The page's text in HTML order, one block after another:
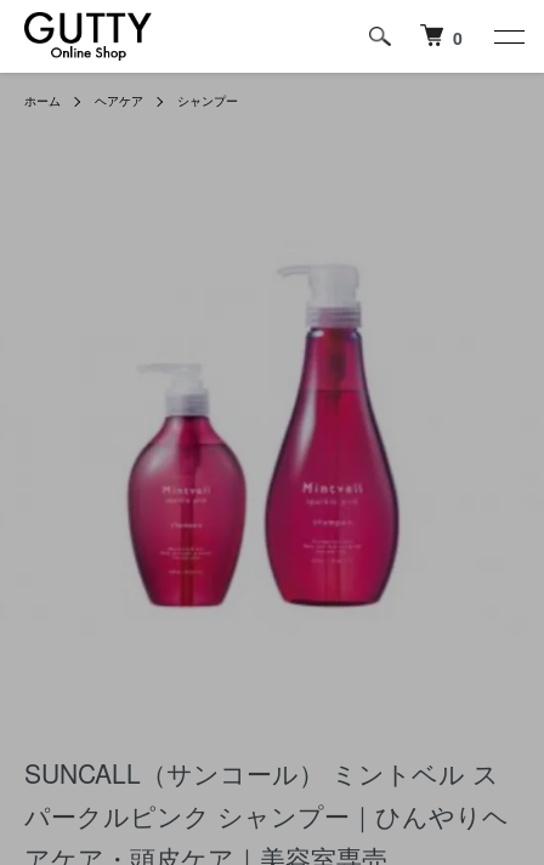
0
ホーム ヘアケア シャンプー
SUNCALL（サンコール） ミントベル ス
パークルピンク シャンプー｜ひんやりヘ
アケア・頭皮ケア｜美容室専売